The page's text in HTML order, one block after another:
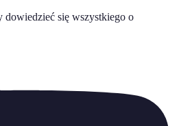
dowiedzieć się wszystkiego o